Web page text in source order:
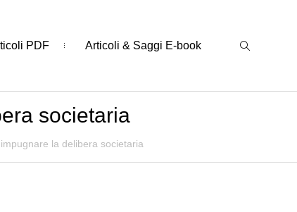
PDF Articoli & Saggi E-book
societaria
la delibera societaria